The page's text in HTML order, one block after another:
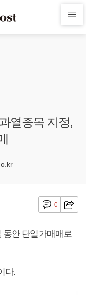
열종목 지정,
0
동안 단일가매매로
다.